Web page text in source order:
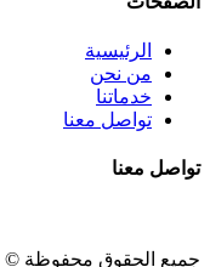
الرئيسية
من نحن
خدماتنا
تواصل معنا
تواصل معنا
جميع الحقوق محفوظة ©